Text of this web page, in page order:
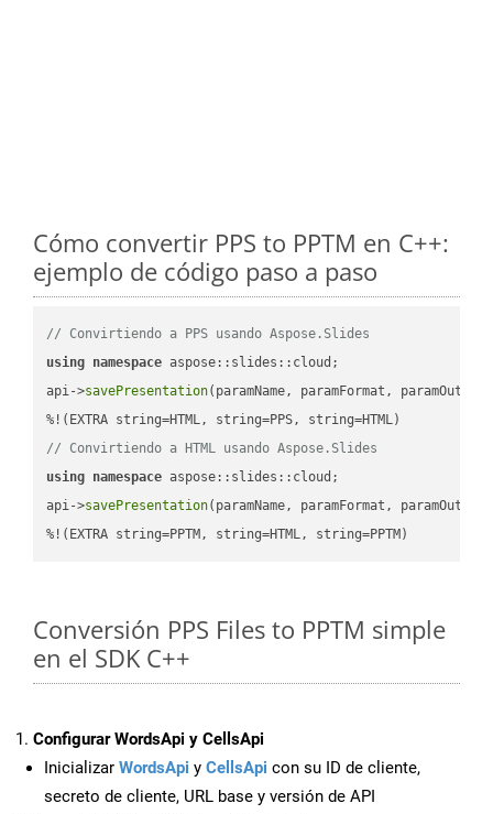
Cómo convertir PPS to PPTM en C++:
ejemplo de código paso a paso
// Convirtiendo a PPS usando Aspose.Slides
using namespace aspose::slides::cloud;
api->savePresentation(paramName, paramFormat,
// Convirtiendo a HTML usando Aspose.Slides
using namespace aspose::slides::cloud;
api->savePresentation(paramName, paramFormat,
%!(EXTRA string=PPTM, string=HTML, string=PPTM)
Conversión PPS Files to PPTM simple
en el SDK C++
Configurar WordsApi y CellsApi
Inicializar WordsApi y CellsApi con su ID de cliente,
secreto de cliente, URL base y versión de API